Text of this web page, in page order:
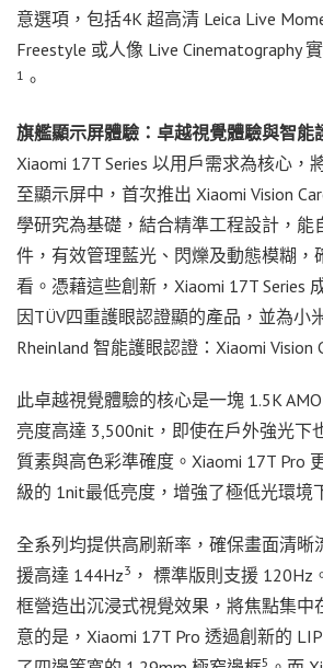
意選項，包括4K 超高清 Leica Live
Freestyle 或人像 Live Cinematography
1 。
旗艦顯示屏體驗：卓越視覺體驗與智能
Xiaomi 17T Series 以用戶需求為核心，
至顯示屏中，首次推出 Xiaomi Vision
學研究為基礎，結合精準工程設計，能
件，有效管理藍光、閃爍及動態模糊，
看。憑藉這些創新，Xiaomi 17T Series
因TÜV四重護眼認證顯的產品，並為小
Rheinland 智能護眼認證：Xiaomi Vision
此卓越視覺體驗的核心是一塊 1.5K
亮度高達 3,500nit，即使在戶外強光下
質素與高色彩準確度。Xiaomi 17T Pro
級的 1nit最低亮度，增強了極低光環境
全系列均提供高刷新率，確保畫面清
援高達 144Hz3 ， 標準版則支援
框營造出沉浸式視覺效果，將焦點集中
意的是，Xiaomi 17T Pro 透過創新的
5